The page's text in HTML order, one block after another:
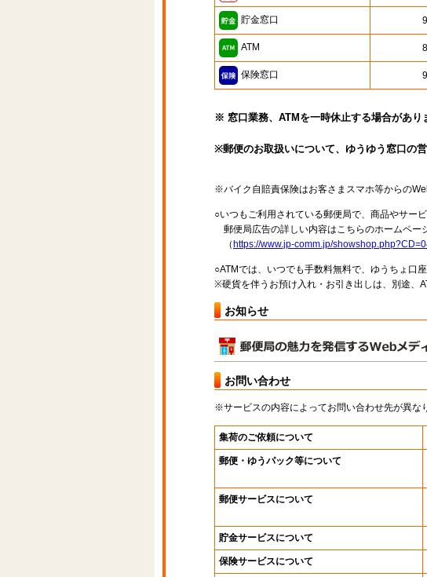
貯金窓口
ATM
保険窓口
※ 窓口業務、ATMを一時休止する場合があり
※郵便のお取扱いについて、ゆうゆう窓口の
※バイク自賠責保険はお客さまスマホ等からの
○いつもご利用されている郵便局で、商品やサー
郵便局広告の詳しい内容はこちらのホームペー
（ https://www.jp-comm.jp/
○ATMでは、いつでも手数料無料で、ゆうちょ口
※硬貨を伴うお預け入れ・お引き出しは、別途、
お知らせ
お問い合わせ
※サービスの内容によってお問い合わせ先が異な
集荷のご依頼について
郵便・ゆうパック等について
郵便サービスについて
貯金サービスについて
保険サービスについて